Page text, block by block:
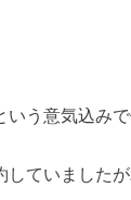
う意気込みで
ていました